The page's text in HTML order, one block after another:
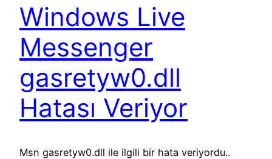
Windows Live
Messenger
gasretyw0.dll
Hatası Veriyor
Msn gasretyw0.dll ile ilgili bir hata veriyordu..